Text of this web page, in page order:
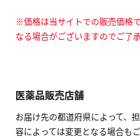
※価格は当サイトでの販売価格
なる場合がございますのでご了
医薬品販売店舗
お届け先の都道府県によって、
容によっては変更となる場合も